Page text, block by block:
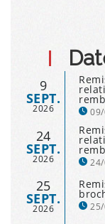
9
SEPT.
2026
24
SEPT.
2026
25
SEPT.
2026